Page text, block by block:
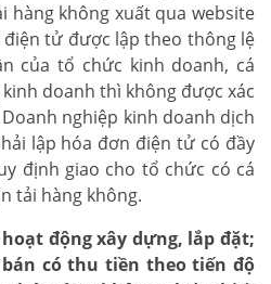
hàng không xuất qua website
tử được lập theo thông lệ
của tổ chức kinh doanh, cá
doanh thì không được xác
nghiệp kinh doanh dịch
lập hóa đơn điện tử có đầy
định giao cho tổ chức có cá
tải hàng không.
động xây dựng, lắp đặt;
có thu tiền theo tiến độ